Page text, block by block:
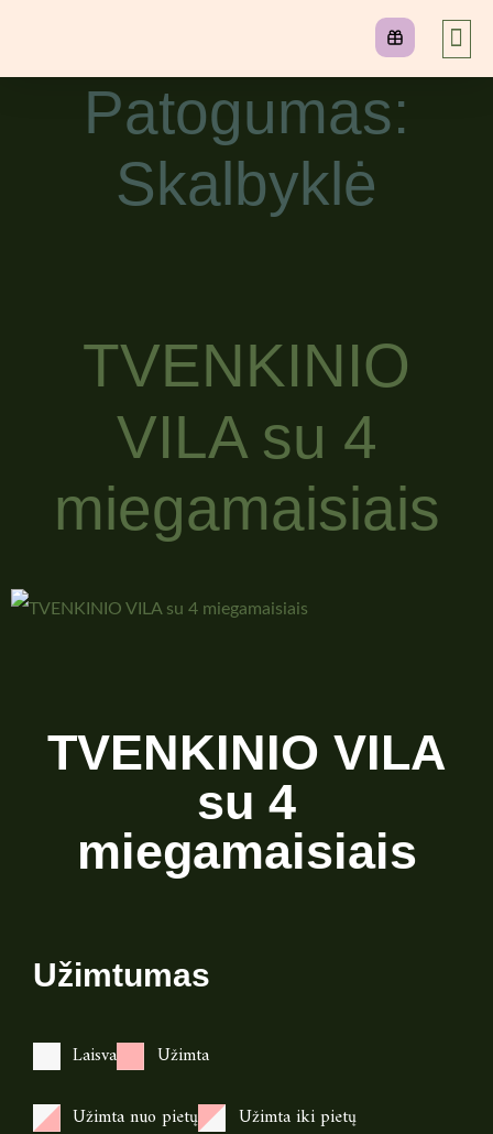
Patogumas:
Skalbyklė
TVENKINIO
VILA su 4
miegamaisiais
TVENKINIO VILA
su 4
miegamaisiais
Užimtumas
Laisva
Užimta
Užimta nuo pietų
Užimta iki pietų